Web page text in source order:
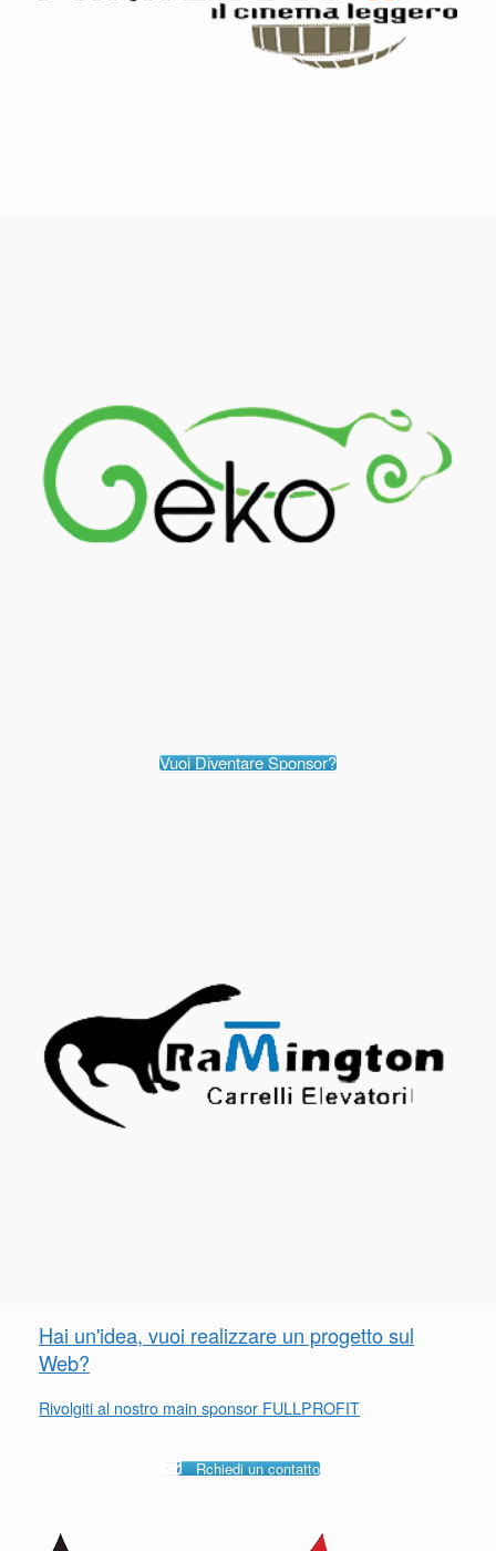
Vuoi Diventare Sponsor?
Hai un'idea, vuoi realizzare un progetto sul
Web?
Rivolgiti al nostro main sponsor FULLPROFIT
Rchiedi un contatto